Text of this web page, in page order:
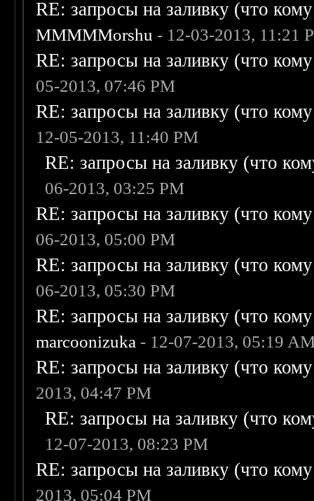
RE: запросы на заливку (что
MMMMMorshu - 12-03-2013, 11:21
RE: запросы на заливку (что
05-2013, 07:46 PM
RE: запросы на заливку (что
12-05-2013, 11:40 PM
RE: запросы на заливку (что
06-2013, 03:25 PM
RE: запросы на заливку (что
06-2013, 05:00 PM
RE: запросы на заливку (что
06-2013, 05:30 PM
RE: запросы на заливку (что
marcoonizuka - 12-07-2013, 05:19
RE: запросы на заливку (что
2013, 04:47 PM
RE: запросы на заливку (что
12-07-2013, 08:23 PM
RE: запросы на заливку (что
2013, 05:04 PM